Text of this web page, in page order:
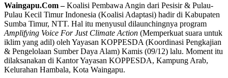
Waingapu.Com –Koalisi Pembawa Angin dari Pesisir & Pulau-
Pulau Kecil Timur Indonesia (Koalisi Adaptasi) hadir di Kabupaten
Sumba Timur, NTT. Hal itu menyusul dilaunchingnya program
Amplifying Voice For Just Climate Action (Memperkuat suara untuk
iklim yang adil) oleh Yayasan KOPPESDA (Koordinasi Pengkajian
& Pengelolaan Sumber Daya Alam) Kamis (09/12) lalu. Moment itu
dilaksanakan di Kantor Yayasan KOPPESDA, Kampung Arab,
Kelurahan Hambala, Kota Waingapu.